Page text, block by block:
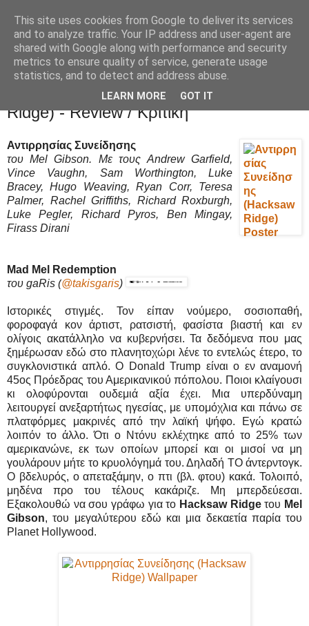
Movies Ltd
10/11/16
Αντιρρησίας Συνείδησης (Hacksaw
Ridge) - Review / Κριτική
Αντιρρησίας Συνείδησης
του Mel Gibson. Με τους Andrew Garfield,
Vince Vaughn, Sam Worthington, Luke
Bracey, Hugo Weaving, Ryan Corr, Teresa
Palmer, Rachel Griffiths, Richard Roxburgh,
Luke Pegler, Richard Pyros, Ben Mingay,
Firass Dirani
Mad Mel Redemption
του gaRis (@takisgaris)
Ιστορικές στιγμές. Τον είπαν νούμερο, σοσιοπαθή,
φοροφαγά κον άρτιστ, ρατσιστή, φασίστα βιαστή και εν
ολίγοις ακατάλληλο να κυβερνήσει. Τα δεδόμενα που μας
ξημέρωσαν εδώ στο πλανητοχώρι λένε το εντελώς έτερο, το
συγκλονιστικά απλό. Ο Donald Trump είναι ο εν αναμονή
45ος Πρόεδρας του Αμερικανικού πόπολου. Ποιοι κλαίγουσι
κι ολοφύρονται ουδεμιά αξία έχει. Μια υπερδύναμη
λειτουργεί ανεξαρτήτως ηγεσίας, με υπομόχλια και πάνω σε
πλατφόρμες μακρινές από την λαϊκή ψήφο. Εγώ κρατώ
λοιπόν το άλλο. Ότι ο Ντόνυ εκλέχτηκε από το 25% των
αμερικανώνε, εκ των οποίων μπορεί και οι μισοί να μη
γουλάρουν μήτε το κρυολόγημά του. Δηλαδή ΤΟ άντερντογκ.
Ο βδελυρός, ο απεταξάμην, ο πτι (βλ. φτου) κακά. Τολοιπό,
μηδένα προ του τέλους κακάριζε. Μη μπερδεύεσαι.
Εξακολουθώ να σου γράφω για το Hacksaw Ridgeτου Mel
Gibson, του μεγαλύτερου εδώ και μια δεκαετία παρία του
Planet Hollywood.
This site uses cookies from Google to deliver its services
and to analyze traffic. Your IP address and user-agent are
shared with Google along with performance and security
metrics to ensure quality of service, generate usage
statistics, and to detect and address abuse.
LEARN MORE GOT IT